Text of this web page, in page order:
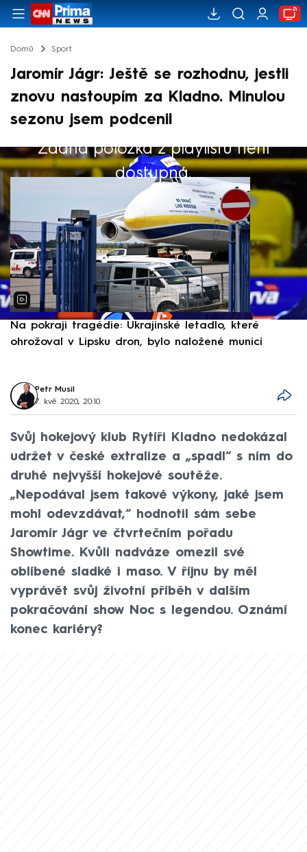
Domů Sport
Jaromír Jágr: Ještě se rozhodnu, jestli
znovu nastoupím za Kladno. Minulou
sezonu jsem podcenil
Žádná položka z playlistu není
dostupná.
Výběr redakce
Na pokraji tragédie: Ukrajinské letadlo, které
ohrožoval v Lipsku dron, bylo naložené municí
Petr Musil
7. kvě 2020, 20:10
Svůj hokejový klub Rytíři Kladno nedokázal
udržet v české extralize a „spadl“ s ním do
druhé nejvyšší hokejové soutěže.
„Nepodával jsem takové výkony, jaké jsem
mohl odevzdávat,“ hodnotil sám sebe
Jaromír Jágr ve čtvrtečním pořadu
Showtime. Kvůli nadváze omezil své
oblíbené sladké i maso. V říjnu by měl
vyprávět svůj životní příběh v dalším
pokračování show Noc s legendou. Oznámí
konec kariéry?